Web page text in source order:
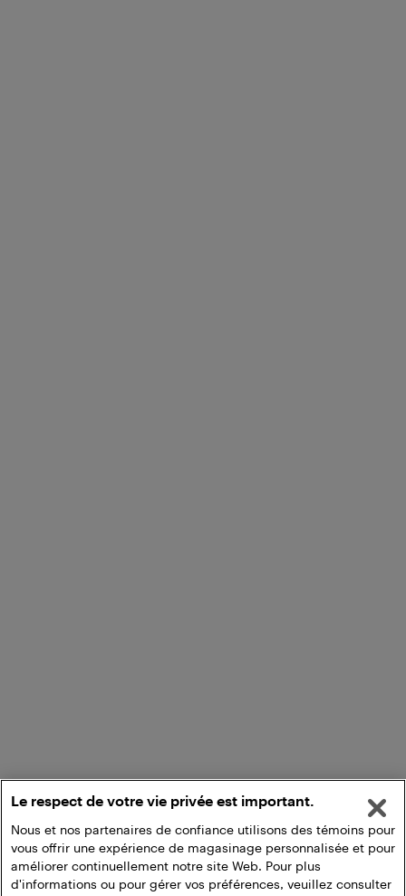
Le respect de votre vie privée est important.
Nous et nos partenaires de confiance utilisons des témoins pour
vous offrir une expérience de magasinage personnalisée et pour
améliorer continuellement notre site Web. Pour plus
d'informations ou pour gérer vos préférences, veuillez consulter